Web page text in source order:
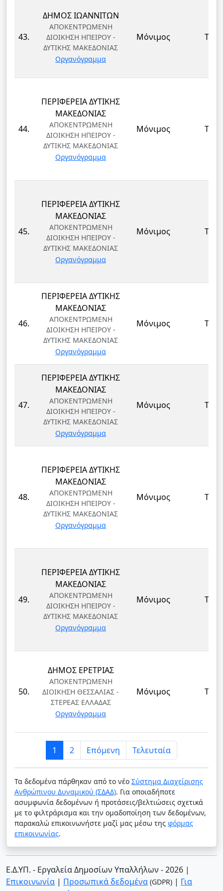
43.
ΔΗΜΟΣ ΙΩΑΝΝΙΤΩΝ
ΑΠΟΚΕΝΤΡΩΜΕΝΗ
ΔΙΟΙΚΗΣΗ ΗΠΕΙΡΟΥ -
ΔΥΤΙΚΗΣ ΜΑΚΕΔΟΝΙΑΣ
Οργανόγραμμα
Μόνιμος ΤΕ
44.
ΠΕΡΙΦΕΡΕΙΑ ΔΥΤΙΚΗΣ
ΜΑΚΕΔΟΝΙΑΣ
ΑΠΟΚΕΝΤΡΩΜΕΝΗ
ΔΙΟΙΚΗΣΗ ΗΠΕΙΡΟΥ -
ΔΥΤΙΚΗΣ ΜΑΚΕΔΟΝΙΑΣ
Οργανόγραμμα
Μόνιμος ΤΕ
45.
ΠΕΡΙΦΕΡΕΙΑ ΔΥΤΙΚΗΣ
ΜΑΚΕΔΟΝΙΑΣ
ΑΠΟΚΕΝΤΡΩΜΕΝΗ
ΔΙΟΙΚΗΣΗ ΗΠΕΙΡΟΥ -
ΔΥΤΙΚΗΣ ΜΑΚΕΔΟΝΙΑΣ
Οργανόγραμμα
Μόνιμος ΤΕ
46.
ΠΕΡΙΦΕΡΕΙΑ ΔΥΤΙΚΗΣ
ΜΑΚΕΔΟΝΙΑΣ
ΑΠΟΚΕΝΤΡΩΜΕΝΗ
ΔΙΟΙΚΗΣΗ ΗΠΕΙΡΟΥ -
ΔΥΤΙΚΗΣ ΜΑΚΕΔΟΝΙΑΣ
Οργανόγραμμα
Μόνιμος ΤΕ
47.
ΠΕΡΙΦΕΡΕΙΑ ΔΥΤΙΚΗΣ
ΜΑΚΕΔΟΝΙΑΣ
ΑΠΟΚΕΝΤΡΩΜΕΝΗ
ΔΙΟΙΚΗΣΗ ΗΠΕΙΡΟΥ -
ΔΥΤΙΚΗΣ ΜΑΚΕΔΟΝΙΑΣ
Οργανόγραμμα
Μόνιμος ΤΕ
48.
ΠΕΡΙΦΕΡΕΙΑ ΔΥΤΙΚΗΣ
ΜΑΚΕΔΟΝΙΑΣ
ΑΠΟΚΕΝΤΡΩΜΕΝΗ
ΔΙΟΙΚΗΣΗ ΗΠΕΙΡΟΥ -
ΔΥΤΙΚΗΣ ΜΑΚΕΔΟΝΙΑΣ
Οργανόγραμμα
Μόνιμος ΤΕ
49.
ΠΕΡΙΦΕΡΕΙΑ ΔΥΤΙΚΗΣ
ΜΑΚΕΔΟΝΙΑΣ
ΑΠΟΚΕΝΤΡΩΜΕΝΗ
ΔΙΟΙΚΗΣΗ ΗΠΕΙΡΟΥ -
ΔΥΤΙΚΗΣ ΜΑΚΕΔΟΝΙΑΣ
Οργανόγραμμα
Μόνιμος ΤΕ
50.
ΔΗΜΟΣ ΕΡΕΤΡΙΑΣ
ΑΠΟΚΕΝΤΡΩΜΕΝΗ
ΔΙΟΙΚΗΣΗ ΘΕΣΣΑΛΙΑΣ -
ΣΤΕΡΕΑΣ ΕΛΛΑΔΑΣ
Οργανόγραμμα
Μόνιμος ΤΕ
1 2 Επόμενη Τελευταία
Τα δεδομένα πάρθηκαν από το νέο Σύστημα Διαχείρισης
Ανθρώπινου Δυναμικού (ΣΔΑΔ). Για οποιαδήποτε
ασυμφωνία δεδομένων ή προτάσεις/βελτιώσεις σχετικά
με το φιλτράρισμα και την ομαδοποίηση των δεδομένων,
παρακαλώ επικοινωνήστε μαζί μας μέσω της φόρμας
επικοινωνίας.
Ε.Δ.ΥΠ. - Εργαλεία Δημοσίων Υπαλλήλων - 2026 |
Επικοινωνία | Προσωπικά δεδομένα (GDPR) | Για